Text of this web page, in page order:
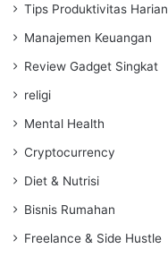
Tips Produktivitas Harian
Manajemen Keuangan
Review Gadget Singkat
religi
Mental Health
Cryptocurrency
Diet & Nutrisi
Bisnis Rumahan
Freelance & Side Hustle